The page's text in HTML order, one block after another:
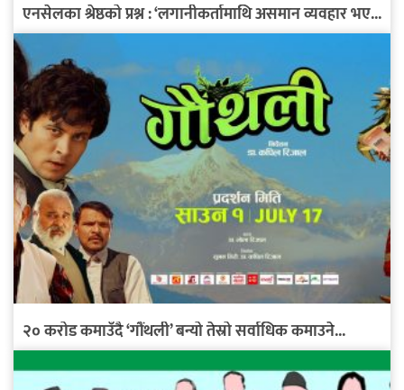
एनसेलका श्रेष्ठको प्रश्न : ‘लगानीकर्तामाथि असमान व्यवहार भए...
२० करोड कमाउँदै ‘गौंथली’ बन्यो तेस्रो सर्वाधिक कमाउने...